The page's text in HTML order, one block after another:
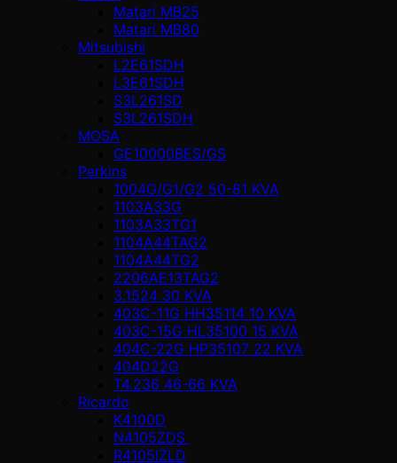
Matari MB25
Matari MB80
Mitsubishi
L2E61SDH
L3E61SDH
S3L261SD
S3L261SDH
MOSA
GE10000BES/GS
Perkins
1004G/G1/G2 50-81 KVA
1103A33G
1103A33TG1
1104A44TAG2
1104A44TG2
2206AE13TAG2
3.1524 30 KVA
403C-11G HH35114 10 KVA
403C-15G HL35100 15 KVA
404C-22G HP35107 22 KVA
404D22G
T4.236 46-66 KVA
Ricardo
K4100D
N4105ZDS
R4105IZLD